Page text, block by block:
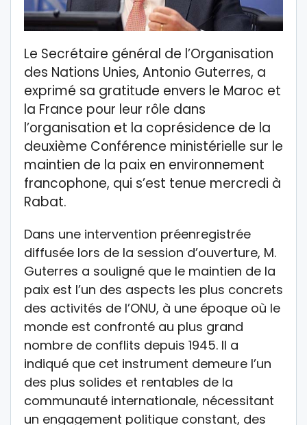
Le Secrétaire général de l’Organisation
des Nations Unies, Antonio Guterres, a
exprimé sa gratitude envers le Maroc et
la France pour leur rôle dans
l’organisation et la coprésidence de la
deuxième Conférence ministérielle sur le
maintien de la paix en environnement
francophone, qui s’est tenue mercredi à
Rabat.
Dans une intervention préenregistrée
diffusée lors de la session d’ouverture, M.
Guterres a souligné que le maintien de la
paix est l’un des aspects les plus concrets
des activités de l’ONU, à une époque où le
monde est confronté au plus grand
nombre de conflits depuis 1945. Il a
indiqué que cet instrument demeure l’un
des plus solides et rentables de la
communauté internationale, nécessitant
un engagement politique constant, des